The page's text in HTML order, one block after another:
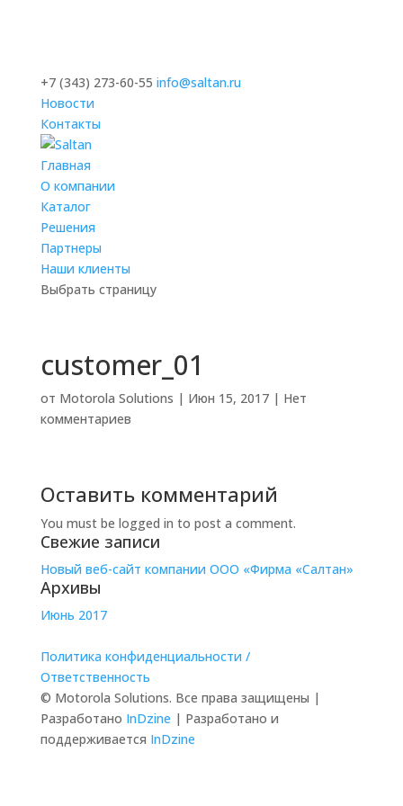
+7 (343) 273-60-55 info@saltan.ru
Новости
Контакты
Главная
О компании
Каталог
Решения
Партнеры
Наши клиенты
Выбрать страницу
customer_01
от Motorola Solutions | Июн 15, 2017| Нет
комментариев
Оставить комментарий
You must be logged in to post a comment.
Свежие записи
Новый веб-сайт компании ООО «Фирма «Салтан»
Архивы
Июнь 2017
Политика конфиденциальности /
Ответственность
© Motorola Solutions. Все права защищены |
Разработано InDzine | Разработано и
поддерживается InDzine